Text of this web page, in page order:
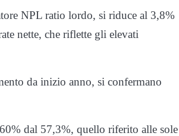
NPL ratio lordo, si riduce al 3,8%
nette, che riflette gli elevati
da inizio anno, si confermano
dal 57,3%, quello riferito alle sole